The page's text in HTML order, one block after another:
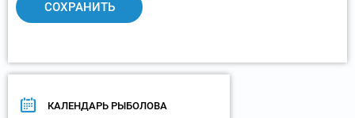
КАЛЕНДАРЬ РЫБОЛОВА